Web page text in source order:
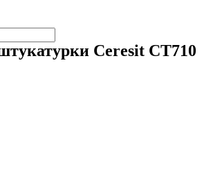
Ceresit CT710